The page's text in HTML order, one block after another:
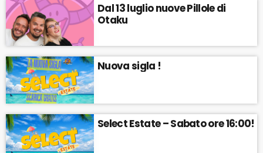
Dal 13 luglio nuove Pillole di
Otaku
Nuova sigla !
Select Estate – Sabato ore 16:00!